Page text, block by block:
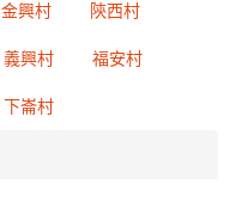
金興村 陝西村
義興村 福安村
下崙村